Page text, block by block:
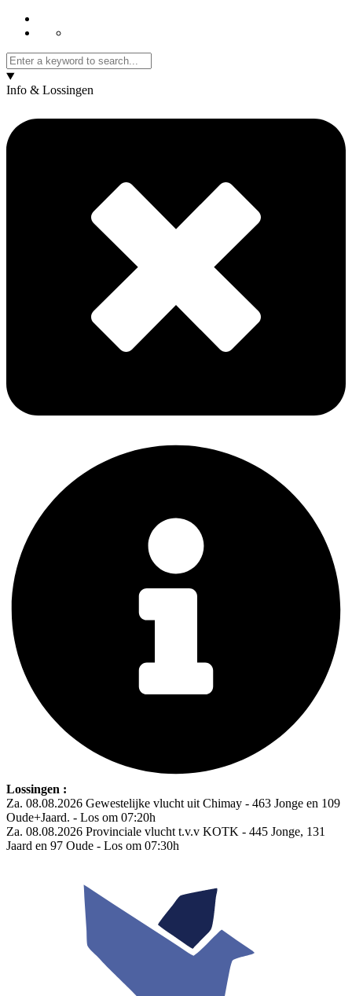
Info & Lossingen
Lossingen :
Za. 08.08.2026 Gewestelijke vlucht uit Chimay - 463 Jonge en 109
Oude+Jaard. - Los om 07:20h
Za. 08.08.2026 Provinciale vlucht t.v.v KOTK - 445 Jonge, 131
Jaard en 97 Oude - Los om 07:30h